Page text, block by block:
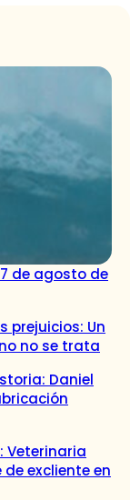
de agosto de
prejuicios: Un
no se trata
Daniel
Veterinaria
excliente en